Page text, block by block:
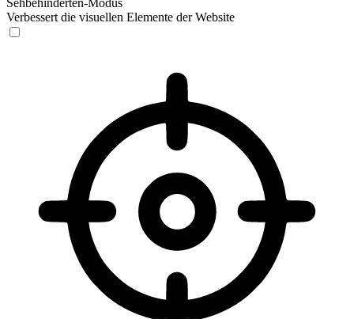
Sehbehinderten-Modus
Verbessert die visuellen Elemente der Website